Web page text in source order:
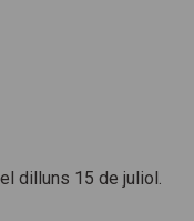
dilluns 15 de juliol.